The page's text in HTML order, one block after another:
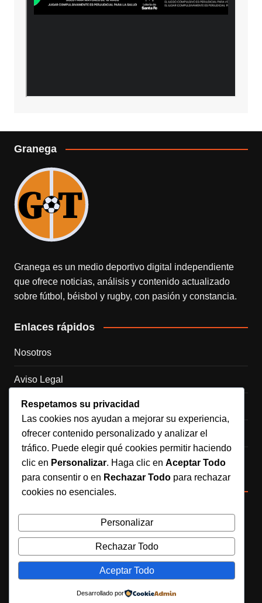
Granega
Granega es un medio deportivo digital independiente
que ofrece noticias, análisis y contenido actualizado
sobre fútbol, béisbol y rugby, con pasión y constancia.
Enlaces rápidos
Nosotros
Aviso Legal
Política de Cookies
Política de Privacidad
Contacto
Redes sociales
Síguenos en Instagram
Copyrights © 2025. Todos los derechos reservados. Creado
por Caché Marketing
Respetamos su privacidad
Las cookies nos ayudan a mejorar su experiencia,
ofrecer contenido personalizado y analizar el
tráfico. Puede elegir qué cookies permitir haciendo
clic en Personalizar. Haga clic en Aceptar Todo
para consentir o en Rechazar Todo para rechazar
cookies no esenciales.
Personalizar
Rechazar Todo
Aceptar Todo
Desarrollado por